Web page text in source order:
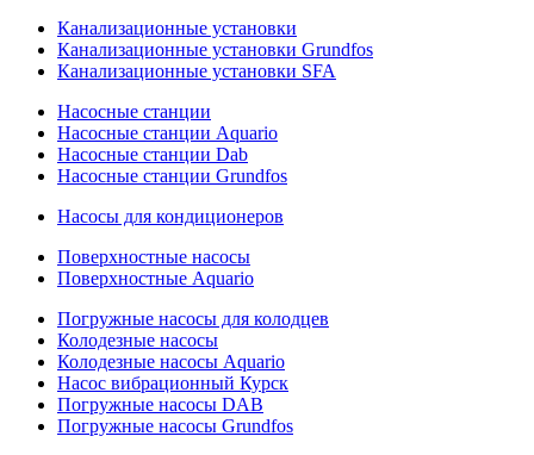
Канализационные установки
Канализационные установки Grundfos
Канализационные установки SFA
Насосные станции
Насосные станции Aquario
Насосные станции Dab
Насосные станции Grundfos
Насосы для кондиционеров
Поверхностные насосы
Поверхностные Aquario
Погружные насосы для колодцев
Колодезные насосы
Колодезные насосы Aquario
Насос вибрационный Курск
Погружные насосы DAB
Погружные насосы Grundfos